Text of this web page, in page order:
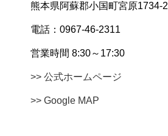
熊本県阿蘇郡小国町宮原1734-2
電話：0967-46-2311
営業時間 8:30～17:30
>> 公式ホームページ
>> Google MAP